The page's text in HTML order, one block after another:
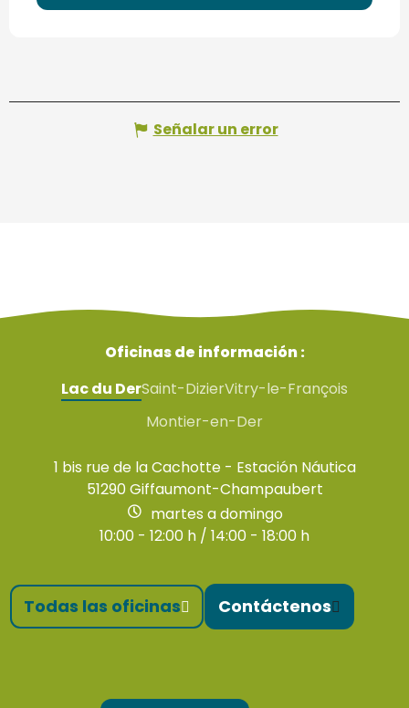
Señalar un error
Oficinas de información :
Lac du DerSaint-DizierVitry-le-François
Montier-en-Der
1 bis rue de la Cachotte - Estación Náutica
51290 Giffaumont-Champaubert
martes a domingo
10:00 - 12:00 h / 14:00 - 18:00 h
Todas las oficinas Contáctenos